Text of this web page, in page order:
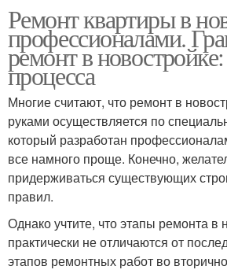
Ремонт квартиры в
профессионалами.
ремонт в
процесса
Многие считают, что ремонт в
руками осуществляется по
который разработан
все намного проще. Конечно,
придерживаться существующих
правил.
Однако учтите, что этапы ремонта в
практически не отличаются от
этапов ремонтных работ во